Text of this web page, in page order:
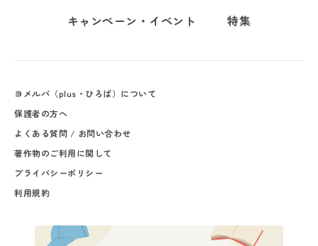
キャンペーン・イベント
特集
ヨメルバ（plus・ひろば）について
保護者の方へ
よくある質問 / お問い合わせ
著作物のご利用に関して
プライバシーポリシー
利用規約